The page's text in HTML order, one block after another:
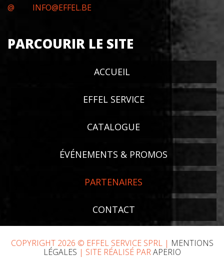
@
INFO@EFFEL.BE
PARCOURIR LE SITE
ACCUEIL
EFFEL SERVICE
CATALOGUE
ÉVÉNEMENTS & PROMOS
PARTENAIRES
CONTACT
COPYRIGHT 2026 © EFFEL SERVICE SPRL | MENTIONS
LÉGALES | SITE RÉALISÉ PARAPERIO